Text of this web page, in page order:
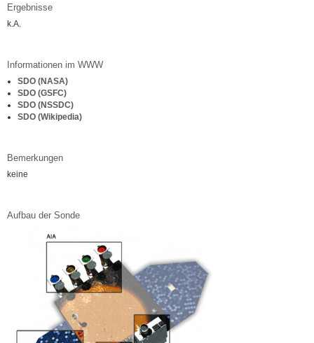
Ergebnisse
k.A.
Informationen im WWW
SDO (NASA)
SDO (GSFC)
SDO (NSSDC)
SDO (Wikipedia)
Bemerkungen
keine
Aufbau der Sonde